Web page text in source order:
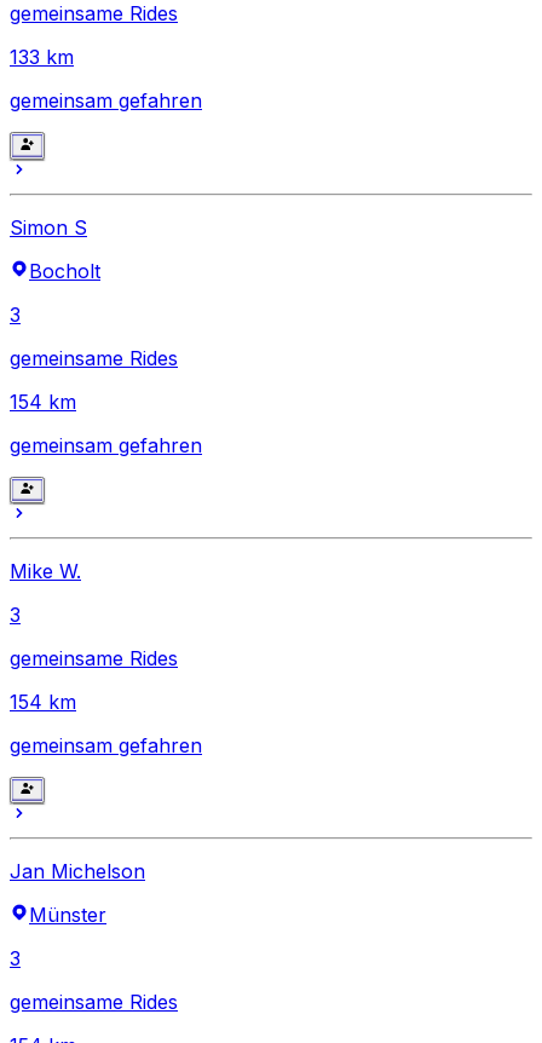
gemeinsame Rides
133 km
gemeinsam gefahren
Simon S
Bocholt
3
gemeinsame Rides
154 km
gemeinsam gefahren
Mike W.
3
gemeinsame Rides
154 km
gemeinsam gefahren
Jan Michelson
Münster
3
gemeinsame Rides